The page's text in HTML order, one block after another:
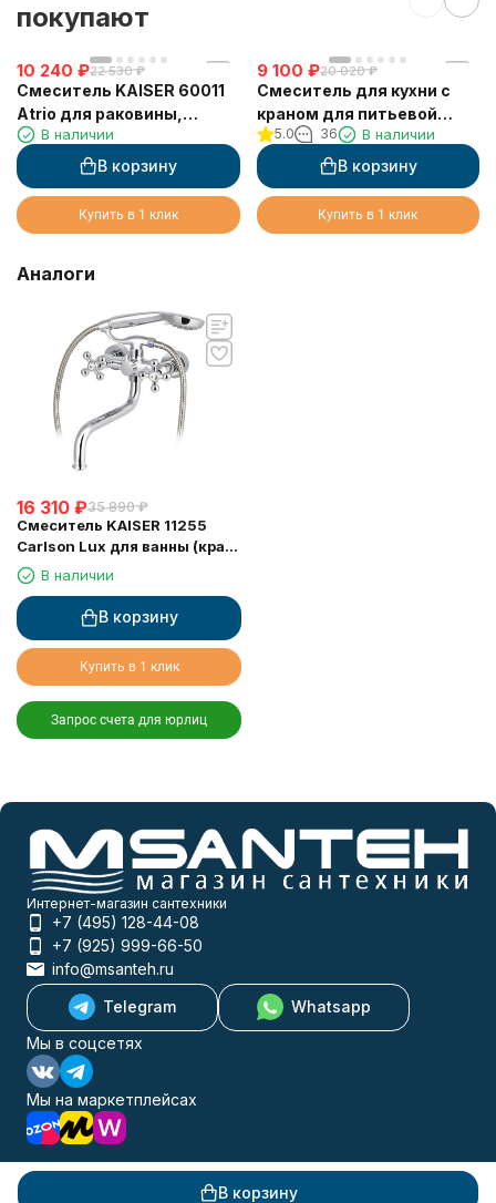
В корзину
покупают
10 240 ₽22 530 ₽
Смеситель KAISER 60011
Atrio для раковины,
белый/хром
В наличии
В корзину
Купить в 1 клик
9 100 ₽20 020 ₽
Смеситель для кухни с
краном для питьевой
воды VIKO V-5024
5.0 36 В наличии
В корзину
Купить в 1 клик
Аналоги
16 310 ₽35 890 ₽
Смеситель KAISER 11255
Carlson Lux для ванны (кран-
букса 6142, дивертор 6057)
В наличии
В корзину
Купить в 1 клик
Запрос счета для юрлиц
Интернет-магазин сантехники
+7 (495) 128-44-08
+7 (925) 999-66-50
info@msanteh.ru
Telegram
Whatsapp
Мы в соцсетях
Мы на маркетплейсах